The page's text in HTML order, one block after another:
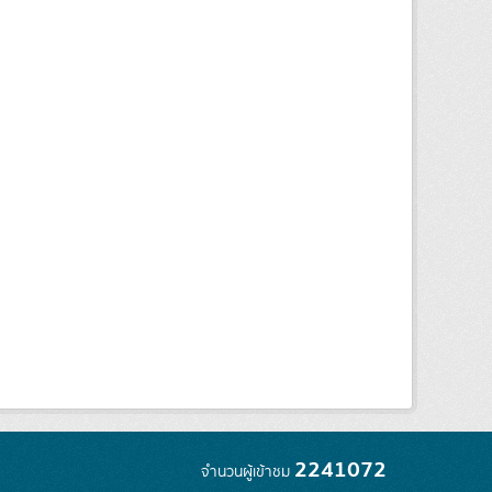
จำนวนผู้เข้าชม 2241072